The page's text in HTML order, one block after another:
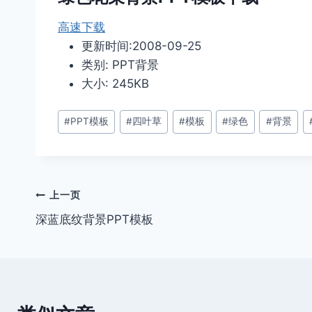
高速下载
更新时间:2008-09-25
类别: PPT背景
大小: 245KB
文
章
#PPT模板 #四叶草 #模板 #绿色 #背景
文
章
上一页
深蓝底纹背景PPT模板